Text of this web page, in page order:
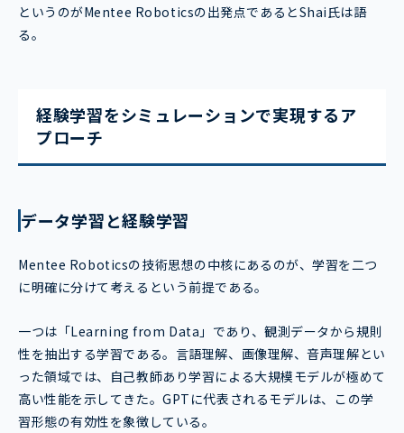
というのがMentee Roboticsの出発点であるとShai氏は語
る。
経験学習をシミュレーションで実現するア
プローチ
データ学習と経験学習
Mentee Roboticsの技術思想の中核にあるのが、学習を二つ
に明確に分けて考えるという前提である。
一つは「Learning from Data」であり、観測データから規則
性を抽出する学習である。言語理解、画像理解、音声理解とい
った領域では、自己教師あり学習による大規模モデルが極めて
高い性能を示してきた。GPTに代表されるモデルは、この学
習形態の有効性を象徴している。